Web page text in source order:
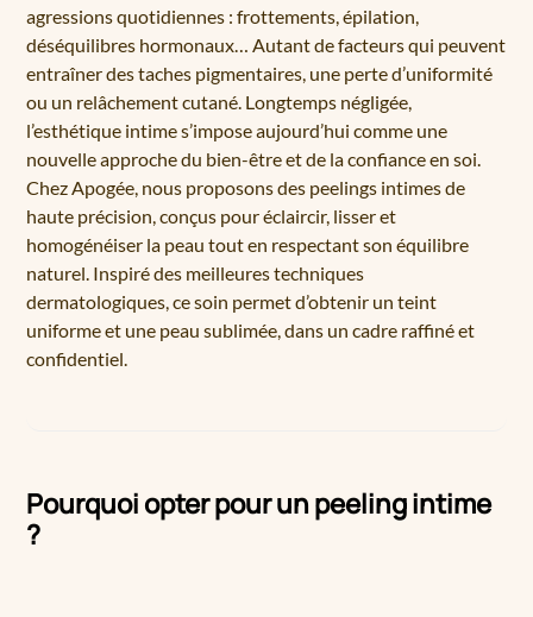
agressions quotidiennes : frottements, épilation,
déséquilibres hormonaux… Autant de facteurs qui peuvent
entraîner des taches pigmentaires, une perte d’uniformité
ou un relâchement cutané. Longtemps négligée,
l’esthétique intime s’impose aujourd’hui comme une
nouvelle approche du bien-être et de la confiance en soi.
Chez Apogée, nous proposons des peelings intimes de
haute précision, conçus pour éclaircir, lisser et
homogénéiser la peau tout en respectant son équilibre
naturel. Inspiré des meilleures techniques
dermatologiques, ce soin permet d’obtenir un teint
uniforme et une peau sublimée, dans un cadre raffiné et
confidentiel.
Pourquoi opter pour un peeling intime
?